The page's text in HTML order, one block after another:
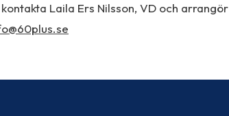
Laila Ers Nilsson, VD och arrangör